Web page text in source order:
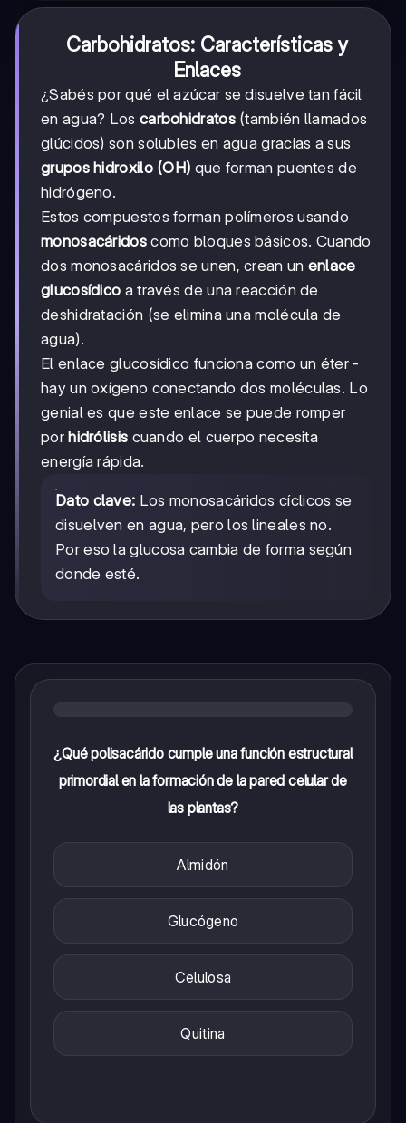
Carbohidratos: Características y
Enlaces
¿Sabés por qué el azúcar se disuelve tan fácil
en agua? Los carbohidratos(también llamados
glúcidos) son solubles en agua gracias a sus
grupos hidroxilo (OH) que forman puentes de
hidrógeno.
Estos compuestos forman polímeros usando
monosacáridoscomo bloques básicos. Cuando
dos monosacáridos se unen, crean un enlace
glucosídico a través de una reacción de
deshidratación (se elimina una molécula de
agua).
El enlace glucosídico funciona como un éter -
hay un oxígeno conectando dos moléculas. Lo
genial es que este enlace se puede romper
por hidrólisis cuando el cuerpo necesita
energía rápida.
Dato clave: Los monosacáridos cíclicos se
disuelven en agua, pero los lineales no.
Por eso la glucosa cambia de forma según
donde esté.
¿Qué polisacárido cumple una función estructural
primordial en la formación de la pared celular de
las plantas?
Almidón
Glucógeno
Celulosa
Quitina